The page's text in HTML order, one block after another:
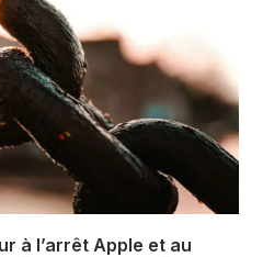
à l’arrêt Apple et au